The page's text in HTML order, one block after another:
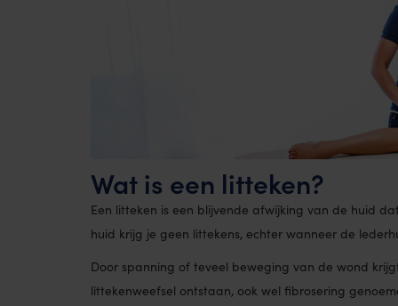
Wat is een litteken?
Een litteken is een blijvende afwijking van de huid
huid krijg je geen littekens, echter wanneer de
Door spanning of teveel beweging van de wond
littekenweefsel ontstaan, ook wel fibrosering